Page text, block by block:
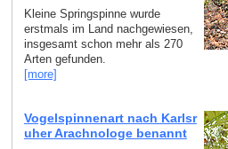
Kleine Springspinne wurde
erstmals im Land nachgewiesen,
insgesamt schon mehr als 270
Arten gefunden.
[more]
Vogelspinnenart nach Karlsr
uher Arachnologe benannt